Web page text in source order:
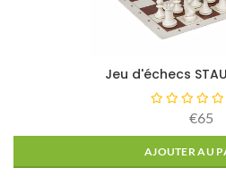
Jeu d'échecs
€65
AJOUTER AU